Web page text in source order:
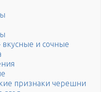
и сочные
признаки черешни